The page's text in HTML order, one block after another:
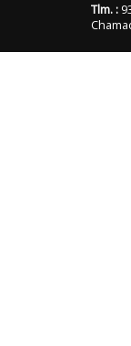
Tlm. :